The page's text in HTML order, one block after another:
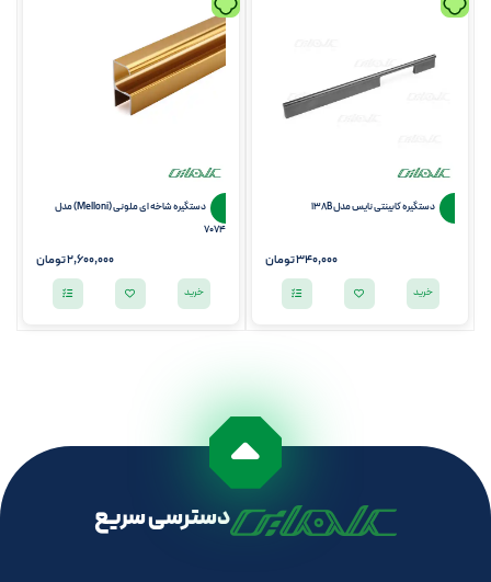
دستگیره کابینتی نایس مدل 138B
340,000 تومان
خرید
دستگیره شاخه ای ملونی (Melloni) مدل
7074
2,600,000 تومان
خرید
دسترسی سریع